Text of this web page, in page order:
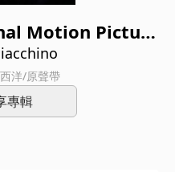
Motion Picture
洋/原聲帶
專輯